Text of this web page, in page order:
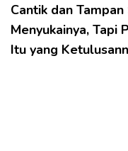
Cantik dan
Menyukainya, Tapi
Itu yang